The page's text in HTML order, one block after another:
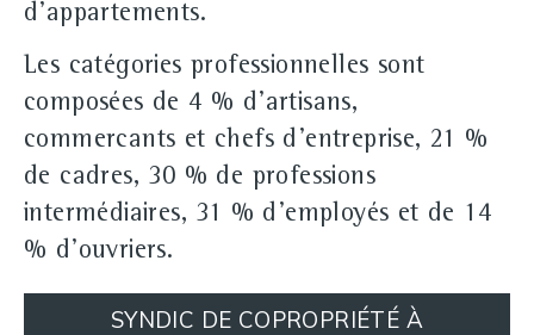
d'appartements.
Les catégories professionnelles sont
composées de 4 % d'artisans,
commercants et chefs d'entreprise, 21 %
de cadres, 30 % de professions
intermédiaires, 31 % d'employés et de 14
% d'ouvriers.
SYNDIC DE COPROPRIÉTÉ À